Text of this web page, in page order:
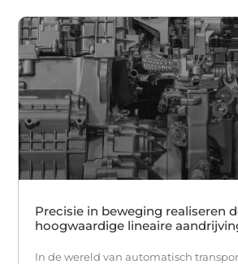
Precisie in beweging realiseren
hoogwaardige lineaire
In de wereld van automatisch